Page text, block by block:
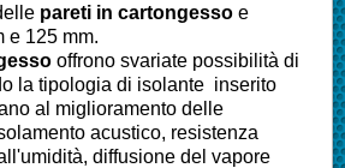
pareti in cartongesso e
e 125 mm.
offrono svariate possibilità di
la tipologia di isolante inserito
al miglioramento delle
acustico, resistenza
diffusione del vapore